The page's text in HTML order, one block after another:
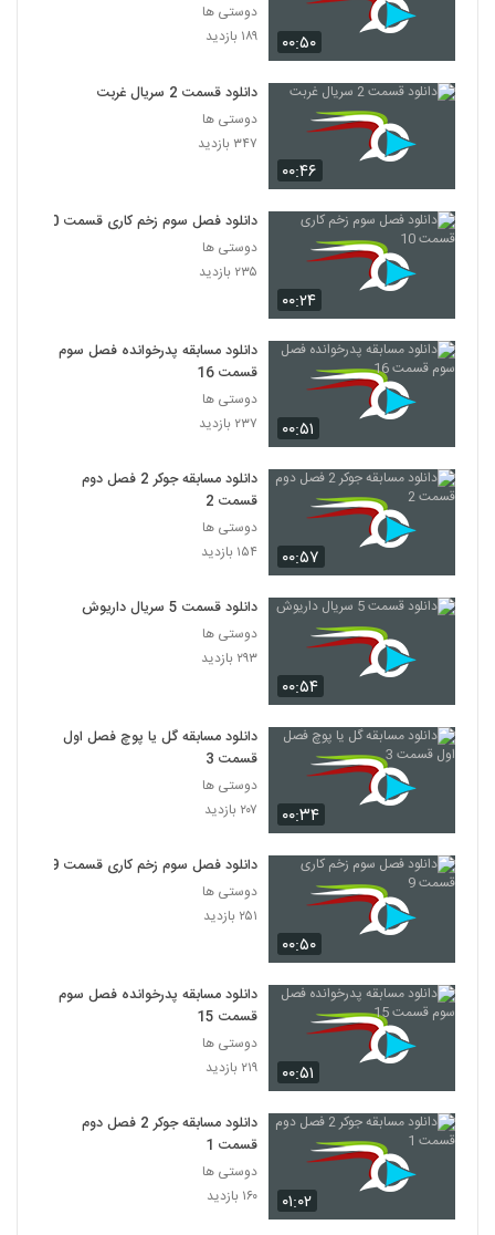
۰۰:۵۰
دوستی ها
۱۸۹ بازدید
۰۰:۴۶
دانلود قسمت 2 سریال غربت
دوستی ها
۳۴۷ بازدید
۰۰:۲۴
دانلود فصل سوم زخم کاری قسمت 10
دوستی ها
۲۳۵ بازدید
۰۰:۵۱
دانلود مسابقه پدرخوانده فصل سوم
قسمت 16
دوستی ها
۲۳۷ بازدید
۰۰:۵۷
دانلود مسابقه جوکر 2 فصل دوم
قسمت 2
دوستی ها
۱۵۴ بازدید
۰۰:۵۴
دانلود قسمت 5 سریال داریوش
دوستی ها
۲۹۳ بازدید
۰۰:۳۴
دانلود مسابقه گل یا پوچ فصل اول
قسمت 3
دوستی ها
۲۰۷ بازدید
۰۰:۵۰
دانلود فصل سوم زخم کاری قسمت 9
دوستی ها
۲۵۱ بازدید
۰۰:۵۱
دانلود مسابقه پدرخوانده فصل سوم
قسمت 15
دوستی ها
۲۱۹ بازدید
۰۱:۰۲
دانلود مسابقه جوکر 2 فصل دوم
قسمت 1
دوستی ها
۱۶۰ بازدید